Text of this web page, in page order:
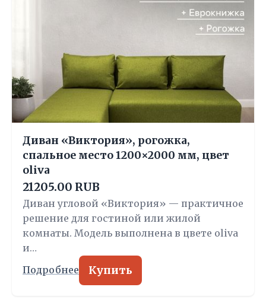
Диван «Виктория», рогожка,
спальное место 1200×2000 мм, цвет
oliva
21205.00 RUB
Диван угловой «Виктория» — практичное
решение для гостиной или жилой
комнаты. Модель выполнена в цвете oliva
и…
Подробнее Купить